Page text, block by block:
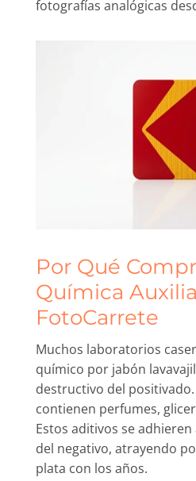
fotografías analógicas
Por Qué
Química
FotoCarrete
Muchos laboratorios
químico por jabón
destructivo del
contienen perfumes,
Estos aditivos se
del negativo, atrayendo
plata con los años.